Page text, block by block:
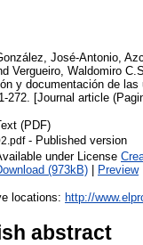
José-Antonio
Vergueiro, Waldomiro C.S.
y documentación de las
272. [Journal article
(PDF)
- Published version
under License
(973kB) | Preview
locations: http://
abstract